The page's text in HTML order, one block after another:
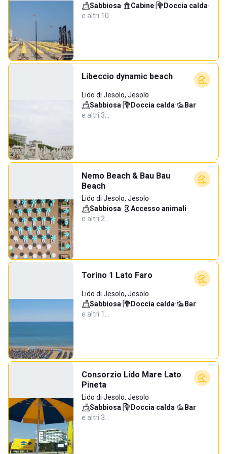
Sabbiosa· Cabine· Doccia calda·
e altri 10…
Libeccio dynamic beach
Lido di Jesolo, Jesolo
Sabbiosa· Doccia calda· Bar·
e altri 3…
Nemo Beach & Bau Bau
Beach
Lido di Jesolo, Jesolo
Sabbiosa· Accesso animali·
e altri 2…
Torino 1 Lato Faro
Lido di Jesolo, Jesolo
Sabbiosa· Doccia calda· Bar·
e altri 1…
Consorzio Lido Mare Lato
Pineta
Lido di Jesolo, Jesolo
Sabbiosa· Doccia calda· Bar·
e altri 3…